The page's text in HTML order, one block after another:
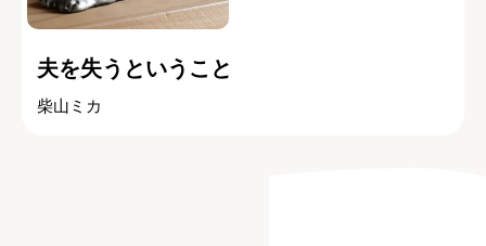
夫を失うということ
柴山ミカ